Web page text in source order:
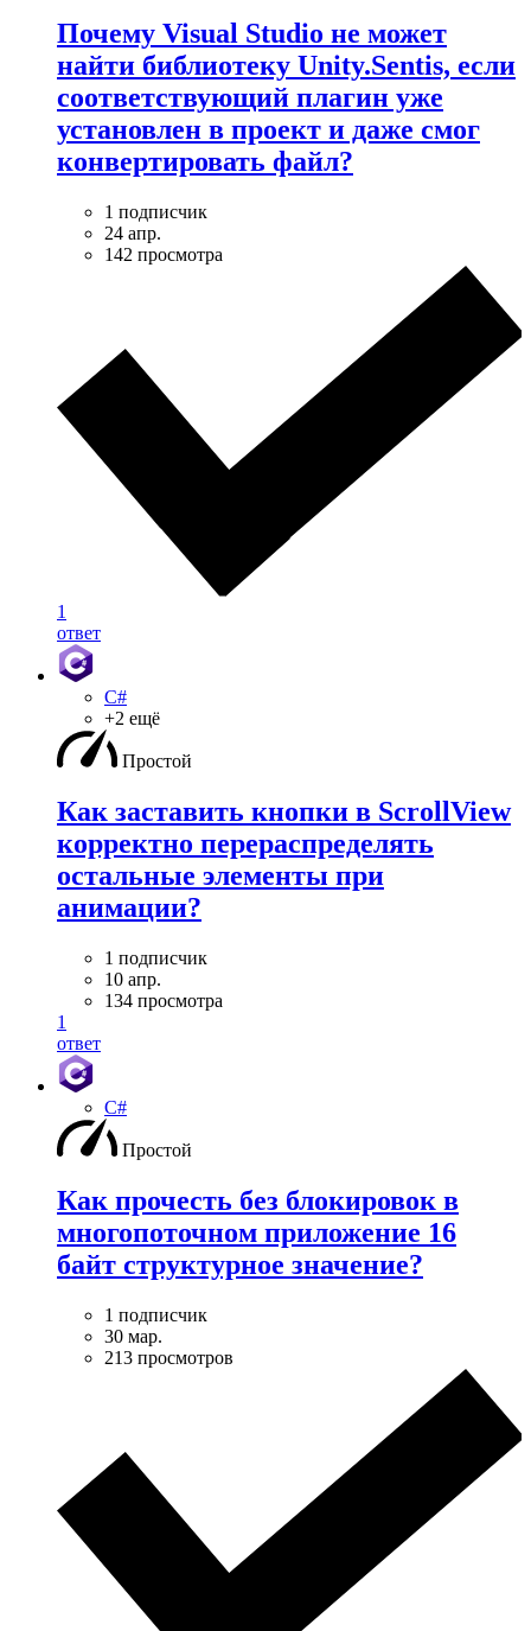
Почему Visual Studio не может
найти библиотеку Unity.Sentis, если
соответствующий плагин уже
установлен в проект и даже смог
конвертировать файл?
1 подписчик
24 апр.
142 просмотра
1
ответ
C#
+2 ещё
Простой
Как заставить кнопки в ScrollView
корректно перераспределять
остальные элементы при
анимации?
1 подписчик
10 апр.
134 просмотра
1
ответ
C#
Простой
Как прочесть без блокировок в
многопоточном приложение 16
байт структурное значение?
1 подписчик
30 мар.
213 просмотров